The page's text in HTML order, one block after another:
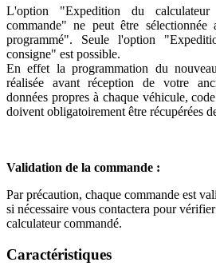
L'option "Expedition du
commande" ne peut être
programmé". Seule l'option
consigne" est possible.
En effet la programmation du
réalisée avant réception de votre
données propres à chaque véhicule,
doivent obligatoirement être récupérées
Validation de la commande :
Par précaution, chaque commande est
si nécessaire vous contactera pour
calculateur commandé.
Caractéristiques